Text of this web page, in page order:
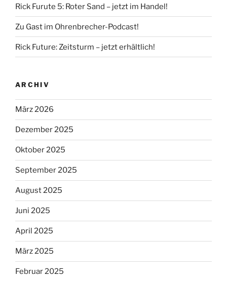
Rick Furute 5: Roter Sand – jetzt im Handel!
Zu Gast im Ohrenbrecher-Podcast!
Rick Future: Zeitsturm – jetzt erhältlich!
ARCHIV
März 2026
Dezember 2025
Oktober 2025
September 2025
August 2025
Juni 2025
April 2025
März 2025
Februar 2025